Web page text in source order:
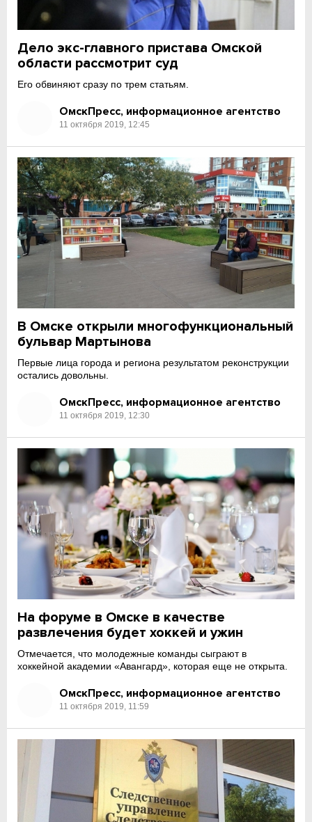
Дело экс-главного пристава Омской
области рассмотрит суд
Его обвиняют сразу по трем статьям.
ОмскПресс, информационное агентство
11 октября 2019, 12:45
В Омске открыли многофункциональный
бульвар Мартынова
Первые лица города и региона результатом реконструкции
остались довольны.
ОмскПресс, информационное агентство
11 октября 2019, 12:30
На форуме в Омске в качестве
развлечения будет хоккей и ужин
Отмечается, что молодежные команды сыграют в
хоккейной академии «Авангард», которая еще не открыта.
ОмскПресс, информационное агентство
11 октября 2019, 11:59